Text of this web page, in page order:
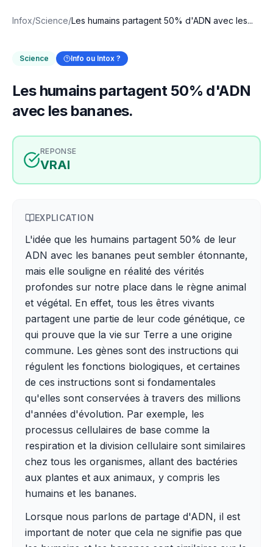
Infox/Science/Les humains partagent 50% d'ADN avec les...
Science Info ou Intox ?
Les humains partagent 50% d'ADN
avec les bananes.
REPONSE
VRAI
EXPLICATION
L'idée que les humains partagent 50% de leur
ADN avec les bananes peut sembler étonnante,
mais elle souligne en réalité des vérités
profondes sur notre place dans le règne animal
et végétal. En effet, tous les êtres vivants
partagent une partie de leur code génétique, ce
qui prouve que la vie sur Terre a une origine
commune. Les gènes sont des instructions qui
régulent les fonctions biologiques, et certaines
de ces instructions sont si fondamentales
qu'elles sont conservées à travers des millions
d'années d'évolution. Par exemple, les
processus cellulaires de base comme la
respiration et la division cellulaire sont similaires
chez tous les organismes, allant des bactéries
aux plantes et aux animaux, y compris les
humains et les bananes.
Lorsque nous parlons de partage d'ADN, il est
important de noter que cela ne signifie pas que